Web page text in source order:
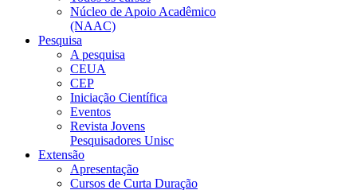
Núcleo de Apoio Acadêmico
(NAAC)
Pesquisa
A pesquisa
CEUA
CEP
Iniciação Científica
Eventos
Revista Jovens
Pesquisadores Unisc
Extensão
Apresentação
Cursos de Curta Duração